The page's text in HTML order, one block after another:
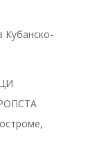
Кубанско-